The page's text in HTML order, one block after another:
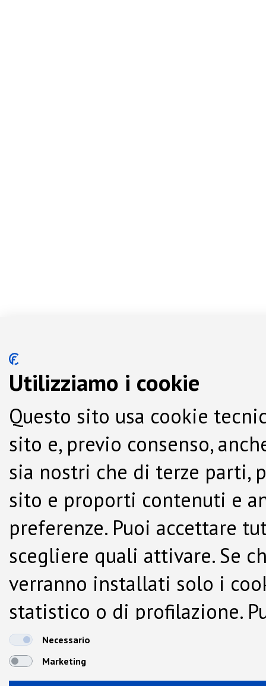
Utilizziamo i cookie
Questo sito usa cookie
sito e, previo consenso,
sia nostri che di terze parti,
sito e proporti contenuti e
preferenze. Puoi accettare
scegliere quali attivare. Se
verranno installati solo i
statistico o di profilazione.
dalla Cookie Policy.
Necessario
Marketing